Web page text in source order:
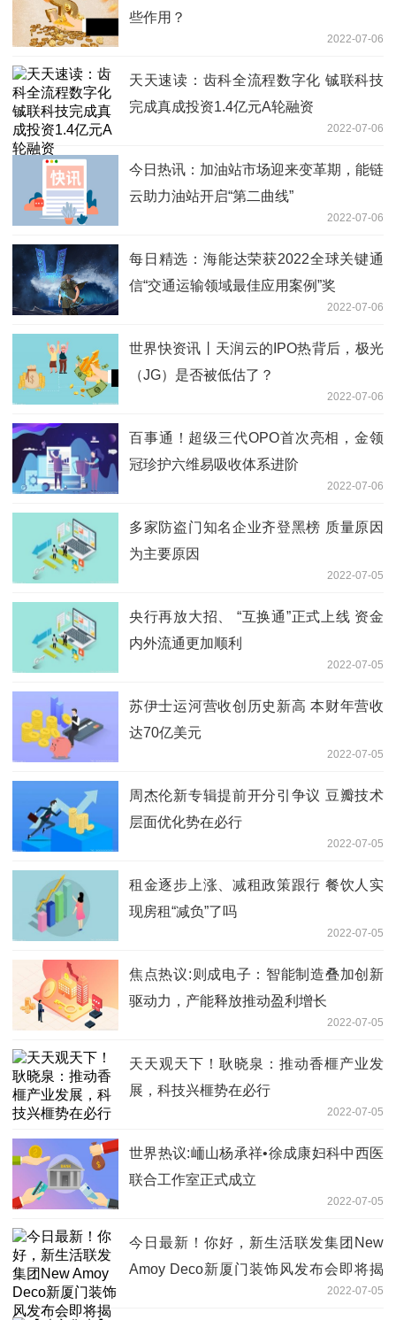
些作用？
2022-07-06
天天速读：齿科全流程数字化 铖联科技
完成真成投资1.4亿元A轮融资
2022-07-06
今日热讯：加油站市场迎来变革期，能链
云助力油站开启“第二曲线”
2022-07-06
每日精选：海能达荣获2022全球关键通
信“交通运输领域最佳应用案例”奖
2022-07-06
世界快资讯丨天润云的IPO热背后，极光
（JG）是否被低估了？
2022-07-06
百事通！超级三代OPO首次亮相，金领
冠珍护六维易吸收体系进阶
2022-07-06
多家防盗门知名企业齐登黑榜 质量原因
为主要原因
2022-07-05
央行再放大招、 “互换通”正式上线 资金
内外流通更加顺利
2022-07-05
苏伊士运河营收创历史新高 本财年营收
达70亿美元
2022-07-05
周杰伦新专辑提前开分引争议 豆瓣技术
层面优化势在必行
2022-07-05
租金逐步上涨、减租政策跟行 餐饮人实
现房租“减负”了吗
2022-07-05
焦点热议:则成电子：智能制造叠加创新
驱动力，产能释放推动盈利增长
2022-07-05
天天观天下！耿晓泉：推动香榧产业发
展，科技兴榧势在必行
2022-07-05
世界热议:峏山杨承祥•徐成康妇科中西医
联合工作室正式成立
2022-07-05
今日最新！你好，新生活联发集团New
Amoy Deco新厦门装饰风发布会即将揭
2022-07-05